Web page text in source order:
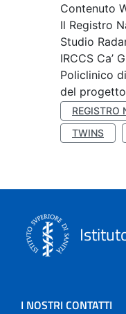
Contenuto
Il Registro
Studio
IRCCS Ca’
Policlinico
del progetto
REGISTRO
TWINS
I NOSTRI CONTATTI